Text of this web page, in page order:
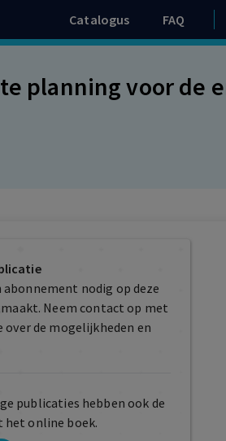
Catalogus FAQ
planning voor de
nodig op deze
Neem contact op met
de mogelijkheden en
publicaties hebben ook de
online boek.